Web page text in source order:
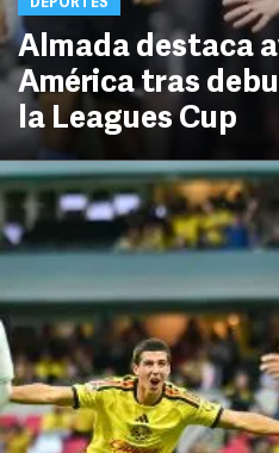
DEPORTES
Almada destaca
América tras
la Leagues Cup